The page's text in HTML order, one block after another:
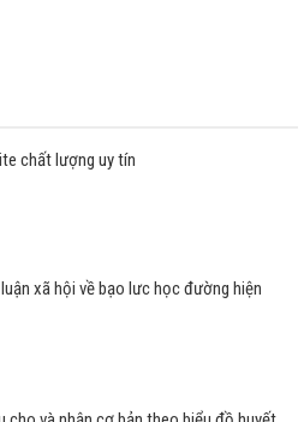
chất lượng uy tín
luận xã hội về bạo lưc học đường hiện